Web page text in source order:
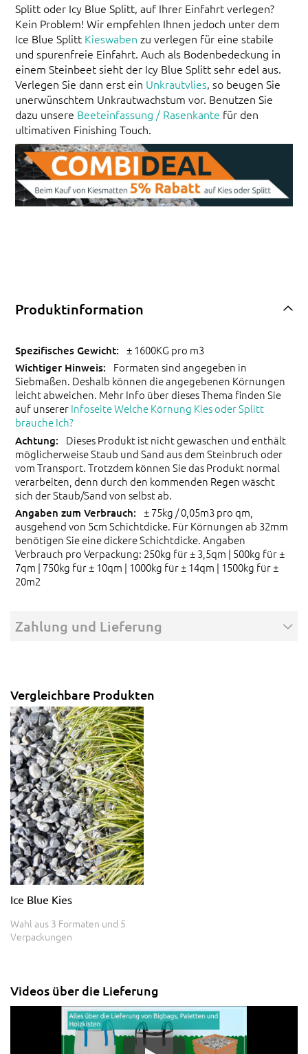
Splitt oder Icy Blue Splitt, auf Ihrer Einfahrt verlegen?
Kein Problem! Wir empfehlen Ihnen jedoch unter dem
Ice Blue Splitt Kieswaben zu verlegen für eine stabile
und spurenfreie Einfahrt. Auch als Bodenbedeckung in
einem Steinbeet sieht der Icy Blue Splitt sehr edel aus.
Verlegen Sie dann erst ein Unkrautvlies, so beugen Sie
unerwünschtem Unkrautwachstum vor. Benutzen Sie
dazu unsere Beeteinfassung / Rasenkante für den
ultimativen Finishing Touch.
Produktinformation
± 1600KG pro m3
Formaten sind angegeben in
Siebmaßen. Deshalb können die angegebenen Körnungen
leicht abweichen. Mehr Info über dieses Thema finden Sie
auf unsererInfoseite Welche Körnung Kies oder Splitt
brauche Ich?
Dieses Produkt ist nicht gewaschen und enthält
möglicherweise Staub und Sand aus dem Steinbruch oder
vom Transport. Trotzdem können Sie das Produkt normal
verarbeiten, denn durch den kommenden Regen wäscht
sich der Staub/Sand von selbst ab.
± 75kg / 0,05m3 pro qm,
ausgehend von 5cm Schichtdicke. Für Körnungen ab 32mm
benötigen Sie eine dickere Schichtdicke. Angaben
Verbrauch pro Verpackung: 250kg für ± 3,5qm | 500kg für ±
7qm | 750kg für ± 10qm | 1000kg für ± 14qm | 1500kg für ±
20m2
Zahlung und Lieferung
Vergleichbare Produkten
Ice Blue Kies
Wahl aus 3 Formaten und 5
Verpackungen
Videos über die Lieferung